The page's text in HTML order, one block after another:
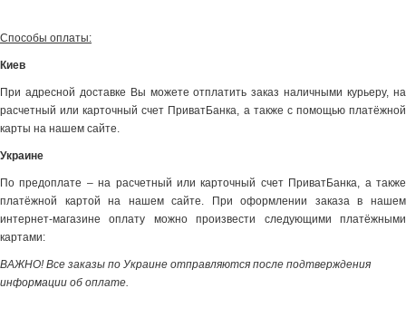
Способы оплаты:
Киев
При адресной доставке Вы можете отплатить заказ наличными курьеру, на
расчетный или карточный счет ПриватБанка, а также с помощью платёжной
карты на нашем сайте.
Украине
По предоплате – на расчетный или карточный счет ПриватБанка, а также
платёжной картой на нашем сайте. При оформлении заказа в нашем
интернет-магазине оплату можно произвести следующими платёжными
картами:
ВАЖНО! Все заказы по Украине отправляются после подтверждения
информации об оплате.